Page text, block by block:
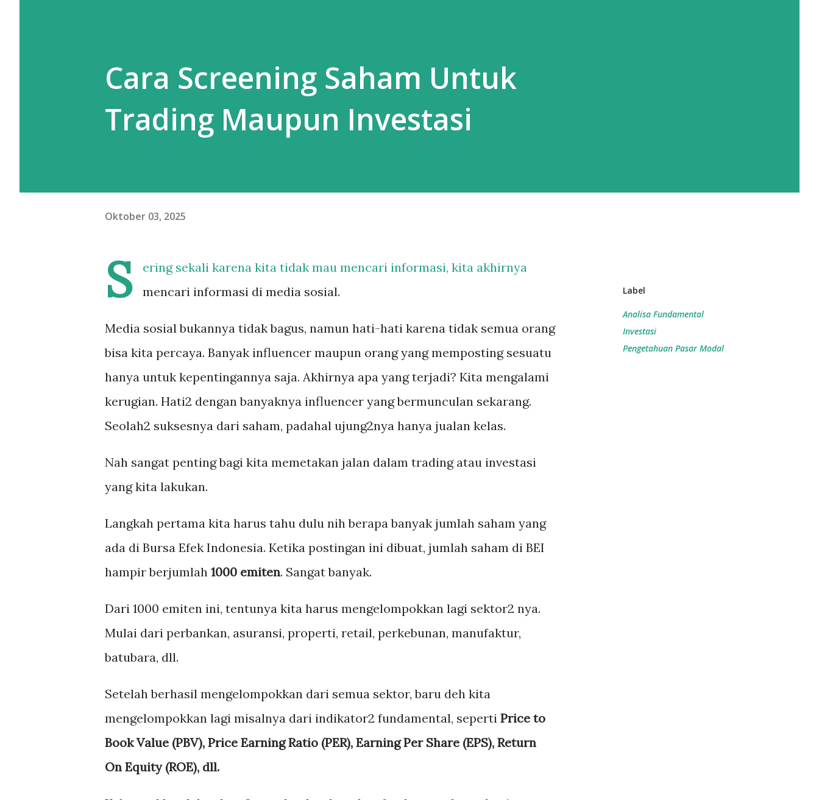
Cara Screening Saham Untuk
Trading Maupun Investasi
Oktober 03, 2025
S
ering sekali karena kita tidak mau mencari informasi, kita akhirnya
mencari informasi di media sosial.
Media sosial bukannya tidak bagus, namun hati-hati karena tidak semua orang
bisa kita percaya. Banyak influencer maupun orang yang memposting sesuatu
hanya untuk kepentingannya saja. Akhirnya apa yang terjadi? Kita mengalami
kerugian. Hati2 dengan banyaknya influencer yang bermunculan sekarang.
Seolah2 suksesnya dari saham, padahal ujung2nya hanya jualan kelas.
Nah sangat penting bagi kita memetakan jalan dalam trading atau investasi
yang kita lakukan.
Langkah pertama kita harus tahu dulu nih berapa banyak jumlah saham yang
ada di Bursa Efek Indonesia. Ketika postingan ini dibuat, jumlah saham di BEI
hampir berjumlah 1000 emiten. Sangat banyak.
Dari 1000 emiten ini, tentunya kita harus mengelompokkan lagi sektor2 nya.
Mulai dari perbankan, asuransi, properti, retail, perkebunan, manufaktur,
batubara, dll.
Setelah berhasil mengelompokkan dari semua sektor, baru deh kita
mengelompokkan lagi misalnya dari indikator2 fundamental, seperti Price to
Book Value (PBV), Price Earning Ratio (PER), Earning Per Share (EPS), Return
On Equity (ROE), dll.
Label
Analisa Fundamental
Investasi
Pengetahuan Pasar Modal